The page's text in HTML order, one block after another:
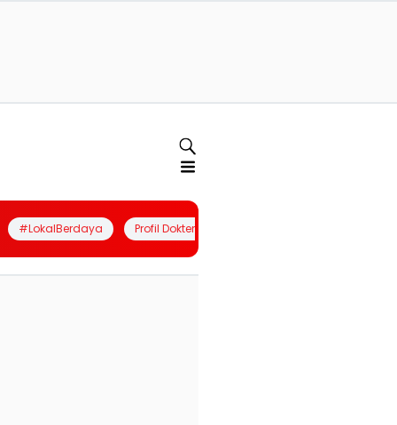
#LokalBerdaya Profil Dokter